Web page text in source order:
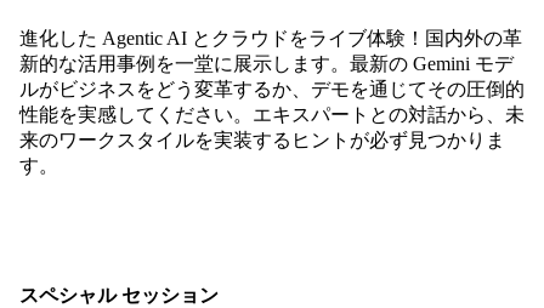
進化した Agentic AI とクラウドをライブ体験！国内外の革
新的な活用事例を一堂に展示します。最新の Gemini モデ
ルがビジネスをどう変革するか、デモを通じてその圧倒的
性能を実感してください。エキスパートとの対話から、未
来のワークスタイルを実装するヒントが必ず見つかりま
す。
スペシャル セッション